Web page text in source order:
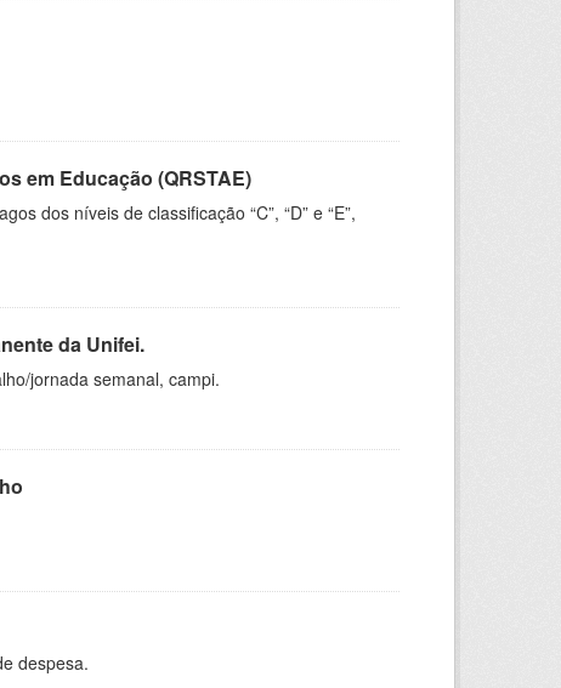
em Educação (QRSTAE)
dos níveis de classificação “C”, “D” e “E”,
da Unifei.
jornada semanal, campi.
despesa.